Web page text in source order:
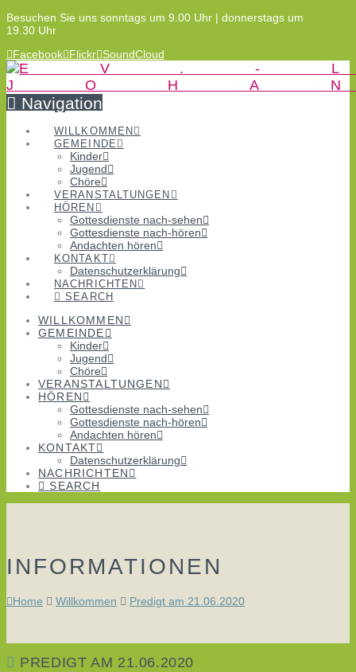
Besuchen Sie uns sonntags um 9.00 Uhr | donnerstags um
19.30 Uhr
Facebook Flickr SoundCloud
Navigation
WILLKOMMEN
GEMEINDE
Kinder
Jugend
Chöre
VERANSTALTUNGEN
HÖREN
Gottesdienste nach-sehen
Gottesdienste nach-hören
Andachten hören
KONTAKT
Datenschutzerklärung
NACHRICHTEN
SEARCH
WILLKOMMEN
GEMEINDE
Kinder
Jugend
Chöre
VERANSTALTUNGEN
HÖREN
Gottesdienste nach-sehen
Gottesdienste nach-hören
Andachten hören
KONTAKT
Datenschutzerklärung
NACHRICHTEN
SEARCH
INFORMATIONEN
Home Willkommen Predigt am 21.06.2020
PREDIGT AM 21.06.2020